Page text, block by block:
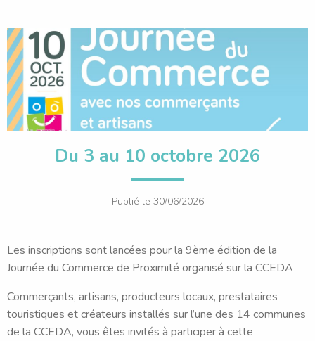
Du 3 au 10 octobre 2026
Publié le 30/06/2026
Les inscriptions sont lancées pour la 9ème édition de la
Journée du Commerce de Proximité organisé sur la CCEDA
Commerçants, artisans, producteurs locaux, prestataires
touristiques et créateurs installés sur l’une des 14 communes
de la CCEDA, vous êtes invités à participer à cette